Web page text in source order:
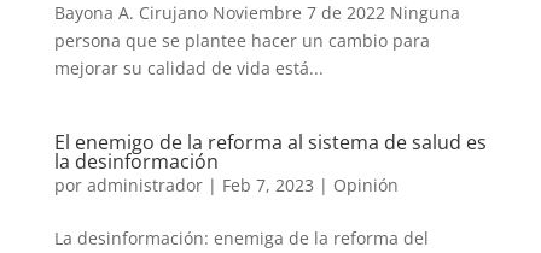
Bayona A. Cirujano Noviembre 7 de 2022 Ninguna
persona que se plantee hacer un cambio para
mejorar su calidad de vida está...
El enemigo de la reforma al sistema de salud es
la desinformación
por administrador| Feb 7, 2023 | Opinión
La desinformación: enemiga de la reforma del